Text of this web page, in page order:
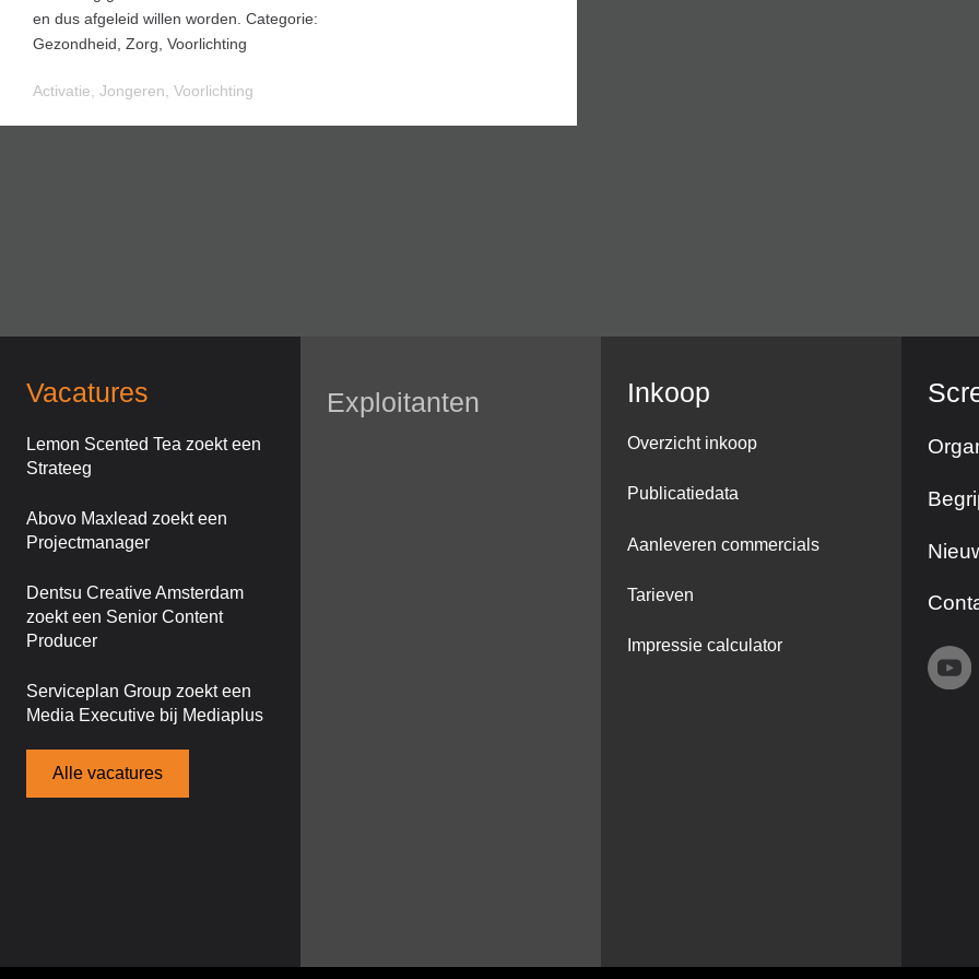
en dus afgeleid willen worden. Categorie:
Gezondheid, Zorg, Voorlichting
Activatie Jongeren Voorlichting
Vacatures
Lemon Scented Tea zoekt een
Strateeg
Abovo Maxlead zoekt een
Projectmanager
Dentsu Creative Amsterdam
zoekt een Senior Content
Producer
Serviceplan Group zoekt een
Media Executive bij Mediaplus
Alle vacatures
Exploitanten Inkoop
Overzicht inkoop
Publicatiedata
Aanleveren commercials
Tarieven
Impressie calculator